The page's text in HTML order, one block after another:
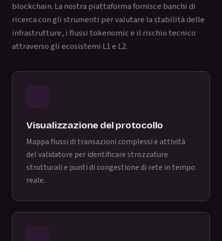
blockchain. La nostra piattaforma fornisce banchi di
ricerca con gli strumenti per valutare la stabilità delle
infrastrutture, i flussi tokenomic e il rischio tecnico
attraverso gli ecosistemi L1 e L2.
Visualizzazione del protocollo
Mappa flussi di transazioni complessi e attività
del validatore per identificare strozzature
strutturali e punti di congestione di rete in tempo
reale.